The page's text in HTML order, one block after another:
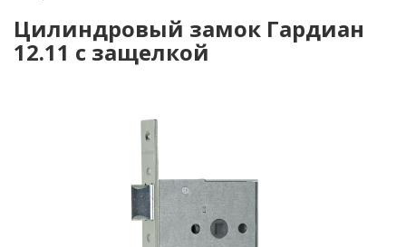
Цилиндровый замок Гардиан
12.11 с защелкой